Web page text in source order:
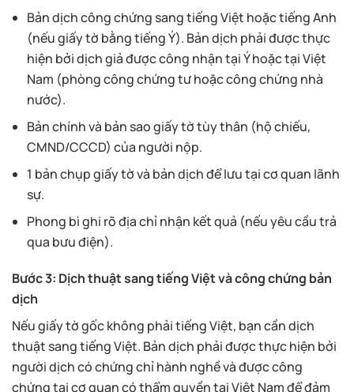
Bản dịch công chứng sang tiếng Việt hoặc tiếng Anh
(nếu giấy tờ bằng tiếng Ý). Bản dịch phải được thực
hiện bởi dịch giả được công nhận tại Ý hoặc tại Việt
Nam (phòng công chứng tư hoặc công chứng nhà
nước).
Bản chính và bản sao giấy tờ tùy thân (hộ chiếu,
CMND/CCCD) của người nộp.
1 bản chụp giấy tờ và bản dịch để lưu tại cơ quan lãnh
sự.
Phong bì ghi rõ địa chỉ nhận kết quả (nếu yêu cầu trả
qua bưu điện).
Bước 3: Dịch thuật sang tiếng Việt và công chứng bản
dịch
Nếu giấy tờ gốc không phải tiếng Việt, bạn cần dịch
thuật sang tiếng Việt. Bản dịch phải được thực hiện bởi
người dịch có chứng chỉ hành nghề và được công
chứng tại cơ quan có thẩm quyền tại Việt Nam để đảm